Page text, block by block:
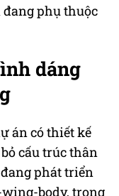
phụ thuộc
dáng
án có thiết kế
cấu trúc thân
phát triển
body, trong